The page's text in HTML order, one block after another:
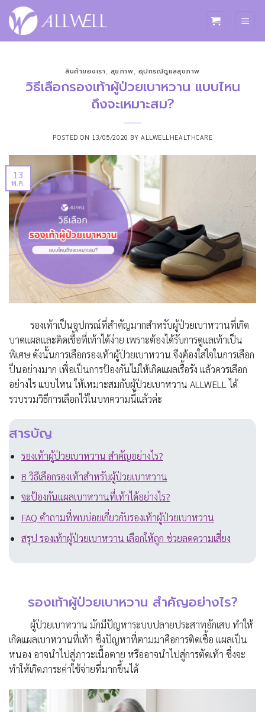
ข้าม
ไป
สินค้าของเรา, สุขภาพ, อุปกรณ์ดูแลสุขภาพ
วิธีเลือกรองเท้าผู้ป่วยเบาหวาน แบบไหน
ถึงจะเหมาะสม?
POSTED ON 13/05/2020 BY ALLWELLHEALTHCARE
13
พ.ค.
รองเท้าเป็นอุปกรณ์ที่สำคัญมากสำหรับผู้ป่วยเบาหวานที่เกิด
บาดแผลและติดเชื้อที่เท้าได้ง่าย เพราะต้องได้รับการดูแลเท้าเป็น
พิเศษ ดังนั้นการเลือกรองเท้าผู้ป่วยเบาหวาน จึงต้องใส่ใจในการเลือก
ป็นอย่างมาก เพื่อเป็นการป้องกันไม่ให้เกิดแผลเรื้อรัง แล้วควรเลือก
อย่างไร แบบไหน ให้เหมาะสมกับผู้ป่วยเบาหวาน ALLWELL ได้
รวบรวมวิธีการเลือกไว้ในบทความนี้แล้วค่ะ
สารบัญ
รองเท้าผู้ป่วยเบาหวาน สำคัญอย่างไร?
8 วิธีเลือกรองเท้าสำหรับผู้ป่วยเบาหวาน
จะป้องกันแผลเบาหวานที่เท้าได้อย่างไร?
FAQ คำถามที่พบบ่อยเกี่ยวกับรองเท้าผู้ป่วยเบาหวาน
สรุป รองเท้าผู้ป่วยเบาหวาน เลือกให้ถูก ช่วยลดความเสี่ยง
รองเท้าผู้ป่วยเบาหวาน สำคัญอย่างไร?
ผู้ป่วยเบาหวาน มักมีปัญหาระบบปลายประสาทอักเสบ ทำให้
เกิดแผลเบาหวานที่เท้า ซึ่งปัญหาที่ตามมาคือการติดเชื้อ แผลเป็น
หนอง อาจนำไปสู่ภาวะเนื้อตาย หรืออาจนำไปสู่การตัดเท้า ซึ่งจะ
ทำให้เกิดภาระค่าใช้จ่ายที่มากขึ้นได้